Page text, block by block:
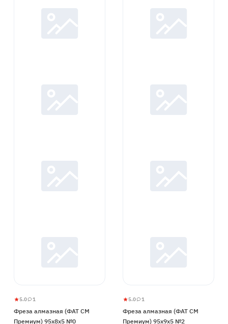
Фреза
алмазная
5.0
5
1 1
Фреза алмазная (ФАТ СМ
Премиум) 95x8x5 №0
Фреза
алмазная
5.0
5
1 1
Фреза алмазная (ФАТ СМ
Премиум) 95x9x5 №2